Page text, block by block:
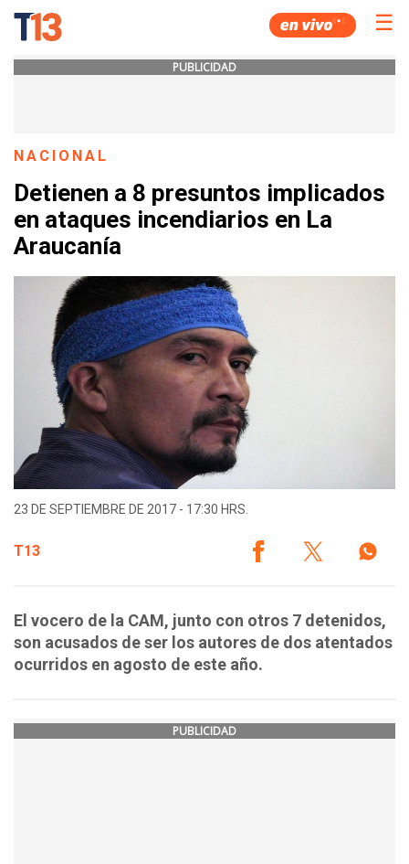
☰
PUBLICIDAD
NACIONAL
Detienen a 8 presuntos implicados
en ataques incendiarios en La
Araucanía
23 DE SEPTIEMBRE DE 2017 - 17:30 HRS.
T13
El vocero de la CAM, junto con otros 7 detenidos,
son acusados de ser los autores de dos atentados
ocurridos en agosto de este año.
PUBLICIDAD